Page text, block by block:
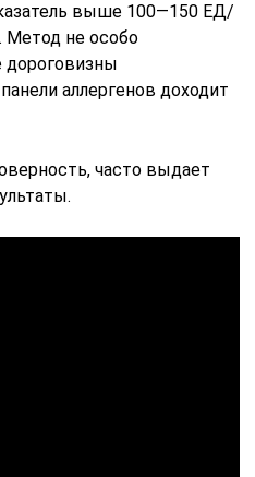
выше 100—150 ЕД/
не особо
дороговизны
аллергенов доходит
часто выдает